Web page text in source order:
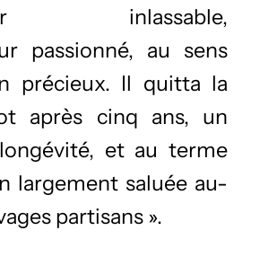
inlassable,
passionné, au sens
précieux. Il quitta la
après cinq ans, un
et au terme
largement saluée au-
partisans ».